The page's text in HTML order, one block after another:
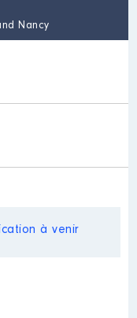
Nancy
à venir